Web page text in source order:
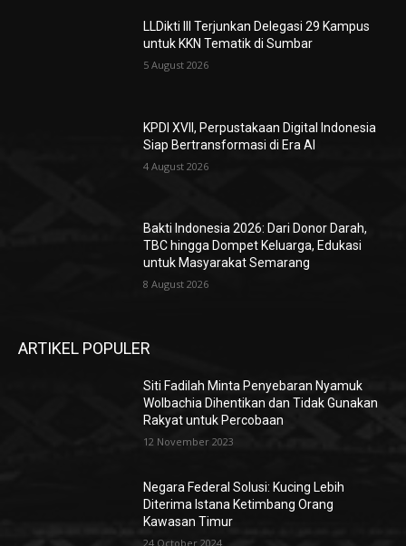
LLDikti III Terjunkan Delegasi 29 Kampus
untuk KKN Tematik di Sumbar
5 August 2026
KPDI XVII, Perpustakaan Digital Indonesia
Siap Bertransformasi di Era AI
4 August 2026
Bakti Indonesia 2026: Dari Donor Darah,
TBC hingga Dompet Keluarga, Edukasi
untuk Masyarakat Semarang
8 August 2026
ARTIKEL POPULER
Siti Fadilah Minta Penyebaran Nyamuk
Wolbachia Dihentikan dan Tidak Gunakan
Rakyat untuk Percobaan
12 November 2023
Negara Federal Solusi: Kucing Lebih
Diterima Istana Ketimbang Orang
Kawasan Timur
24 October 2024